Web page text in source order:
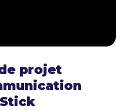
projet